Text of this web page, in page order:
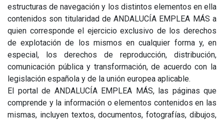
estructuras de navegación y los distintos elementos en ella
contenidos son titularidad de ANDALUCÍA EMPLEA MÁS a
quien corresponde el ejercicio exclusivo de los derechos
de explotación de los mismos en cualquier forma y, en
especial, los derechos de reproducción, distribución,
comunicación pública y transformación, de acuerdo con la
legislación española y de la unión europea aplicable.
El portal de ANDALUCÍA EMPLEA MÁS, las páginas que
comprende y la información o elementos contenidos en las
mismas, incluyen textos, documentos, fotografías, dibujos,